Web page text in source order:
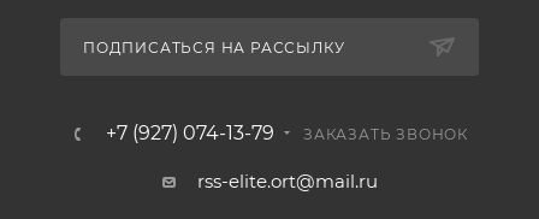
ПОДПИСАТЬСЯ НА РАССЫЛКУ
+7 (927) 074-13-79 ЗАКАЗАТЬ ЗВОНОК
rss-elite.ort@mail.ru